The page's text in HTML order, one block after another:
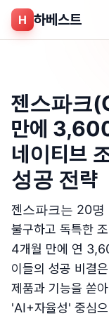
H 하베스트
젠스파크
만에
네이티브
성공 전략
젠스파크는 20명
불구하고 독특한
4개월 만에 연
이들의 성공 비결
제품과 기능을 쏟
'AI+자율성' 중심